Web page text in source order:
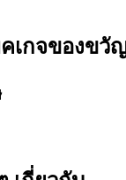
น
เกจของขวั